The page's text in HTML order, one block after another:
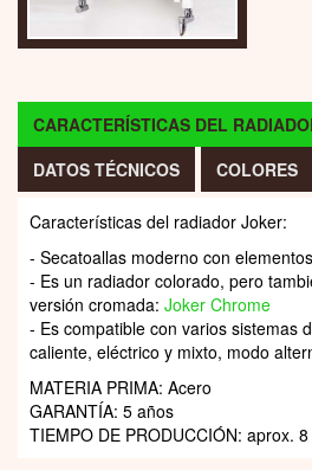
CARACTERÍSTICAS DEL
DATOS TÉCNICOS
COLORES
Características del radiador Joker:
- Secatoallas moderno con
- Es un radiador colorado, pero
versión cromada: Joker Chrome
- Es compatible con varios sistemas
caliente, eléctrico y mixto, modo
MATERIA PRIMA: Acero
GARANTÍA: 5 años
TIEMPO DE PRODUCCIÓN: aprox.